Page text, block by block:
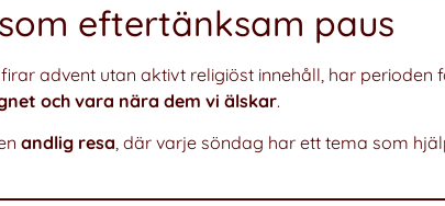
eftertänksam paus
advent utan aktivt religiöst innehåll, har perioden
och vara nära dem vi älskar.
andlig resa, där varje söndag har ett tema som